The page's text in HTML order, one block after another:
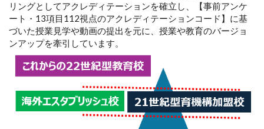
リングとしてアクレディテーションを確立し、【事前アンケ
ート・13項目112視点のアクレディテーションコード】に基
づいた授業見学や動画の提出を元に、授業や教育のバージョ
ンアップを牽引しています。